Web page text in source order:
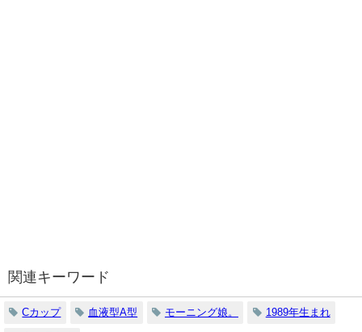
関連キーワード
Cカップ 血液型A型 モーニング娘。 1989年生まれ